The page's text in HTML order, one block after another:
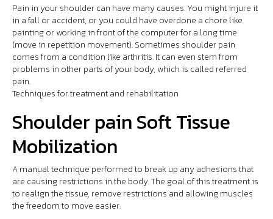
Pain in your shoulder can have many causes. You might injure it
in a fall or accident, or you could have overdone a chore like
painting or working in front of the computer for a long time
(move in repetition movement). Sometimes shoulder pain
comes from a condition like arthritis. It can even stem from
problems in other parts of your body, which is called referred
pain.
Techniques for treatment and rehabilitation
Shoulder pain Soft Tissue
Mobilization
A manual technique performed to break up any adhesions that
are causing restrictions in the body. The goal of this treatment is
to realign the tissue, remove restrictions and allowing muscles
the freedom to move easier.